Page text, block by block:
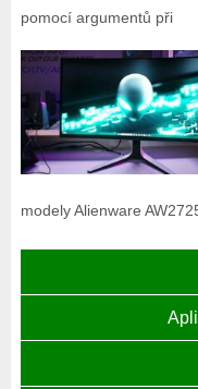
pomocí argumentů při
modely Alienware